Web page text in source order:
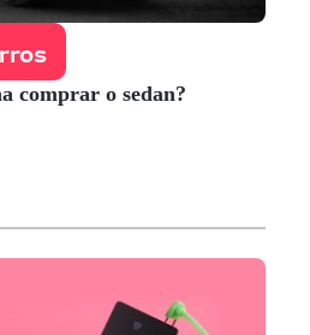
comprar o sedan?